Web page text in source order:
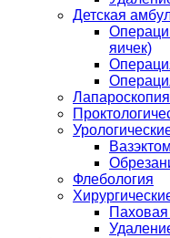
Детская
яичек)
Лапароскопия
Флебология